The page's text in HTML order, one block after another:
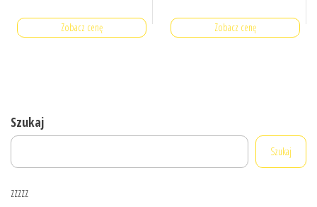
Zobacz cenę Zobacz cenę
Szukaj
Szukaj
zzzzz